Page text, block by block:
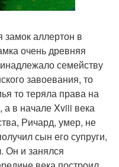
замок аллертон в
очень древняя
семейству
завоевания, то
то теряла права на
а в начале Xviii века
Ричард, умер, не
сын его супруги,
Он и занялся